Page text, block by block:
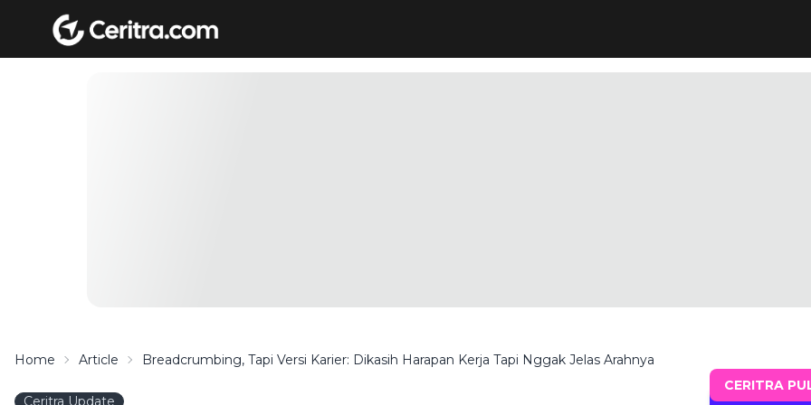
Home Article Breadcrumbing, Tapi Versi Karier: Dikasih Harapan Kerja Tapi Nggak Jelas Arahnya
Ceritra Update
CERITRA